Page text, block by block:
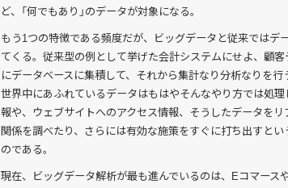
ど、「何でもあり」のデータが対象になる。
もう1つの特徴である頻度だが、ビッグデータと従来ではデ
てくる。従来型の例として挙げた会計システムにせよ、顧
にデータベースに集積して、それから集計なり分析なりを
世界中にあふれているデータはもはやそんなやり方では処
報や、ウェブサイトへのアクセス情報、そうしたデータを
関係を調べたり、さらには有効な施策をすぐに打ち出すと
のである。
現在、ビッグデータ解析が最も進んでいるのは、Eコマース